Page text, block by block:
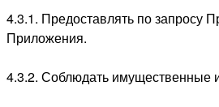
4.3.1. Предоставлять по запросу
Приложения.
4.3.2. Соблюдать имущественные